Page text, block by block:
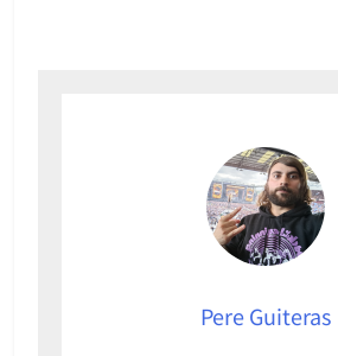
Pere Guiteras